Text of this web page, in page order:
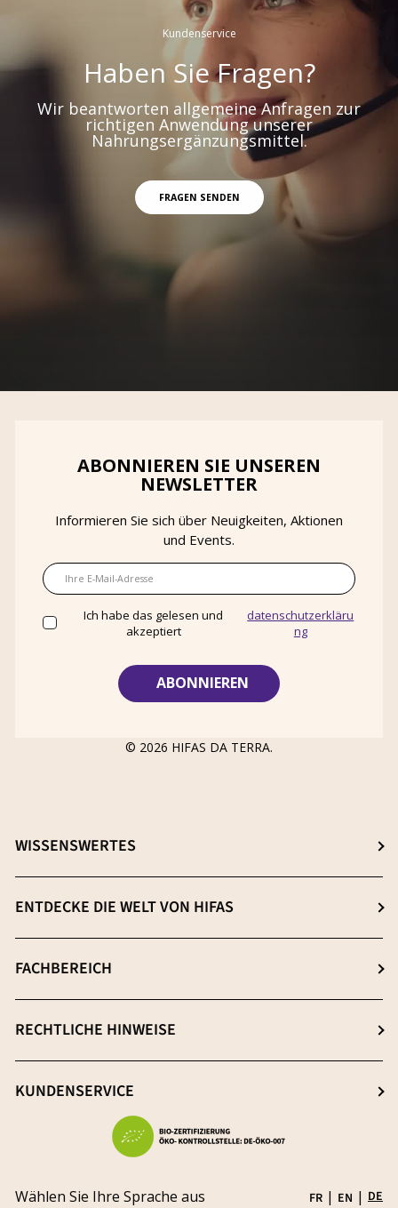
Kundenservice
Haben Sie Fragen?
Wir beantworten allgemeine Anfragen zur
richtigen Anwendung unserer
Nahrungsergänzungsmittel.
FRAGEN SENDEN
WISSENSWERTES
Wähle dein ideales Nahrungsergänzungsmittel
β-(1-3),(1-6) D-Glucane
Extraktion: Der Schlüsselprozess
Qualitätsmerkmale
Frei von Schwermetallen
ENTDECKE DIE WELT VON HIFAS
Über uns
Neuigkeiten
Blog
Nachhaltigkeit
Forschung & Entwicklung
Werde Vertriebspartner
Fördermittel
FACHBEREICH
Anmeldung
Registrierung
RECHTLICHE HINWEISE
AGB & Widerrufsbelehrung
Datenschutzerklärung
KUNDENSERVICE
Problem melden
Status verfolgen
Wählen Sie Ihre Sprache aus
FR | EN | DE
ABONNIEREN SIE UNSEREN
NEWSLETTER
Informieren Sie sich über Neuigkeiten, Aktionen
und Events.
E-Mail
Ich habe das gelesen und
akzeptiert
datenschutzerkläru
ng
© 2026 HIFAS DA TERRA.